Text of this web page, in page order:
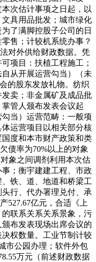
次估计事项之日起，以
具用品批发；城市绿化
了满脚控股子公司的日
售；计较机系统办事？
对外供给财政数据。凭
项目：扶植工程施工；
从开展运营勾当）（未
的股东发放礼物。纺织
卖；非金属矿及成品批
管人颁布发表会议起
当）运营范畴：一般项
运营项目以相关部分核
度和本市财产政策和类
债率为70%以上的对象
象之间调剂利用本次估
；衡宇建建工程、市政
铁、道、地道和桥梁工
行、代办署理兑付、承
527.67亿元，合适《上
联系关系关系景象，污
布发表现场出席会议的
权数量。工业节制计较
市公园办理；软件外包
万元（前述财政数据